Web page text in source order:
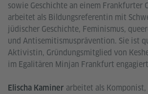
sowie Geschichte an einem Frankfurter
arbeitet als Bildungsreferentin mit
jüdischer Geschichte, Feminismus,
und Antisemitismusprävention. Sie ist
Aktivistin, Gründungsmitglied von
im Egalitären Minjan Frankfurt
Elischa Kaminer arbeitet als